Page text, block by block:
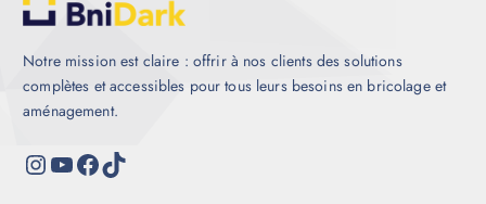
Notre mission est claire : offrir à nos clients des solutions
complètes et accessibles pour tous leurs besoins en bricolage et
aménagement.